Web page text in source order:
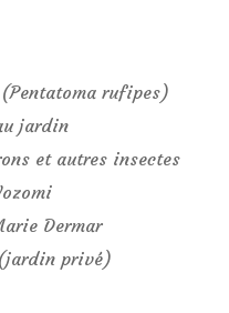
rufipes)
jardin
et autres insectes
Dermar
privé)